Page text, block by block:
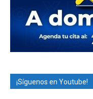
¡Síguenos en Youtube!